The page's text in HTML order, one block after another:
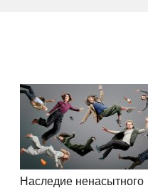
Наследие ненасытного